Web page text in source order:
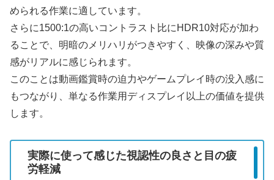
められる作業に適しています。
さらに1500:1の高いコントラスト比にHDR10対応が加わ
ることで、明暗のメリハリがつきやすく、映像の深みや質
感がリアルに感じられます。
このことは動画鑑賞時の迫力やゲームプレイ時の没入感に
もつながり、単なる作業用ディスプレイ以上の価値を提供
します。
実際に使って感じた視認性の良さと目の疲
労軽減